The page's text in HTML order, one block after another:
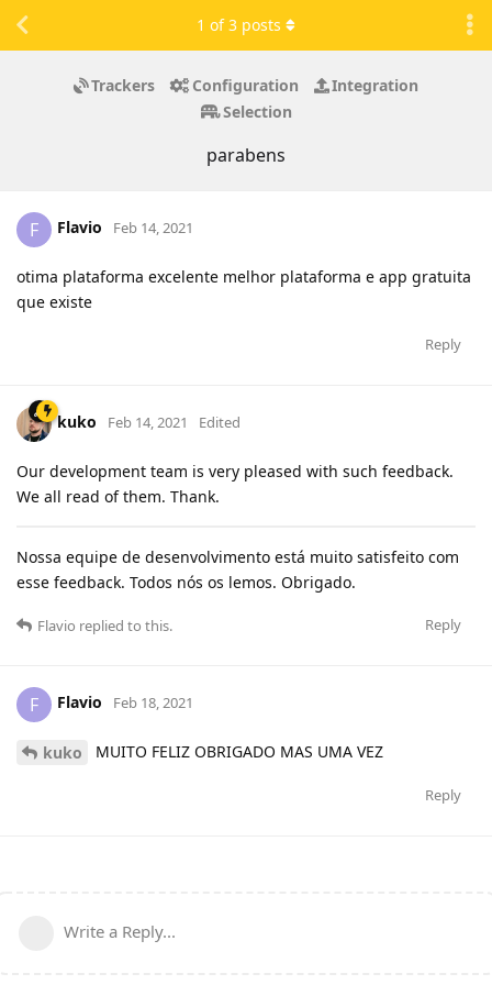
Trackers Configuration
Integration
Selection
parabens
1 of3 posts
F Flavio Feb 14, 2021
otima plataforma excelente melhor plataforma e app gratuita
que existe
Reply
kuko Feb 14, 2021 Edited
Our development team is very pleased with such feedback.
We all read of them. Thank.
Nossa equipe de desenvolvimento está muito satisfeito com
esse feedback. Todos nós os lemos. Obrigado.
Reply
Flavio replied to this.
F Flavio Feb 18, 2021
kuko MUITO FELIZ OBRIGADO MAS UMA VEZ
Reply
Write a Reply...